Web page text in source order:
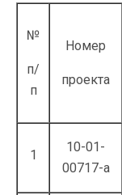
№
п/
п
Номер
проекта
1
10-01-
00717-а